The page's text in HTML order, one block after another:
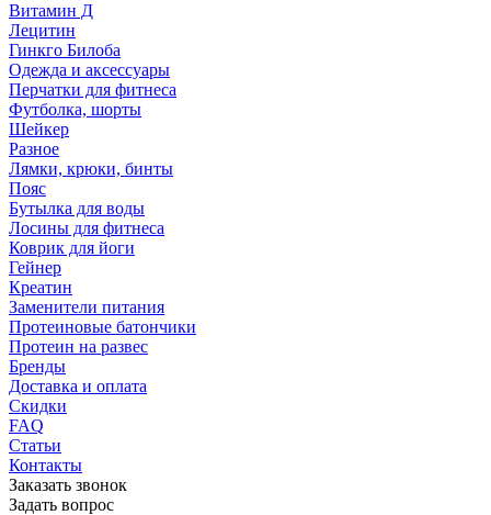
Витамин Д
Лецитин
Гинкго Билоба
Одежда и аксессуары
Перчатки для фитнеса
Футболка, шорты
Шейкер
Разное
Лямки, крюки, бинты
Пояс
Бутылка для воды
Лосины для фитнеса
Коврик для йоги
Гейнер
Креатин
Заменители питания
Протеиновые батончики
Протеин на развес
Бренды
Доставка и оплата
Скидки
FAQ
Статьи
Контакты
Заказать звонок
Задать вопрос